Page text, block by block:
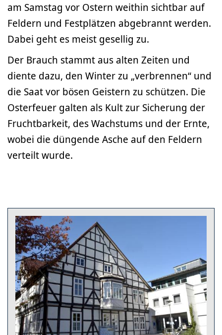
am Samstag vor Ostern weithin sichtbar auf
Feldern und Festplätzen abgebrannt werden.
Dabei geht es meist gesellig zu.
Der Brauch stammt aus alten Zeiten und
diente dazu, den Winter zu „verbrennen“ und
die Saat vor bösen Geistern zu schützen. Die
Osterfeuer galten als Kult zur Sicherung der
Fruchtbarkeit, des Wachstums und der Ernte,
wobei die düngende Asche auf den Feldern
verteilt wurde.